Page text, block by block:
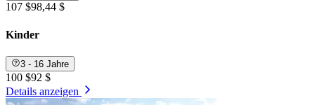
107 $98,44 $
Kinder
3 - 16 Jahre
100 $92 $
Details anzeigen